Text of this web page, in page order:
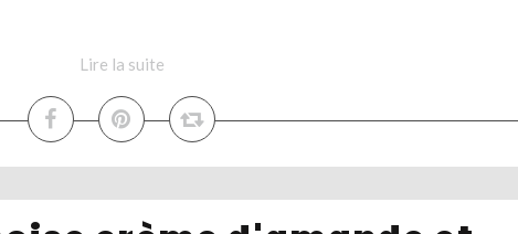
Lire la suite